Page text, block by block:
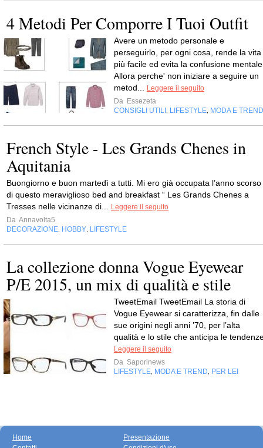
4 Metodi Per Comporre I Tuoi Outfit
Avere un metodo personale e
perseguirlo, per ogni cosa, rende la vita
più facile ed evita la confusione
Allora perche' non iniziare a seguire un
metod...
Leggere il seguito
Da Essezeta
CONSIGLI UTILI LIFESTYLE MODA E TREND
French Style - Les Grands Chenes in
Aquitania
Buongiorno e buon martedì a tutti. Mi ero già occupata l’anno scorso
di questo meraviglioso bed and breakfast “ Les Grands Chenes a
Tresses nelle vicinanze di...
Leggere il seguito
Da Annavolta5
DECORAZIONE HOBBY LIFESTYLE
La collezione donna Vogue Eyewear
P/E 2015, un mix di qualità e stile
TweetEmail TweetEmail La storia di
Vogue Eyewear si caratterizza, fin dalle
sue origini negli anni ’70, per l’alta
qualità e lo stile che anticipa le
Leggere il seguito
Da Saporinews
LIFESTYLE MODA E TREND PER LEI
Home
Presentazione